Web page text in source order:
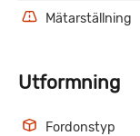
Mätarställning
Utformning
Fordonstyp